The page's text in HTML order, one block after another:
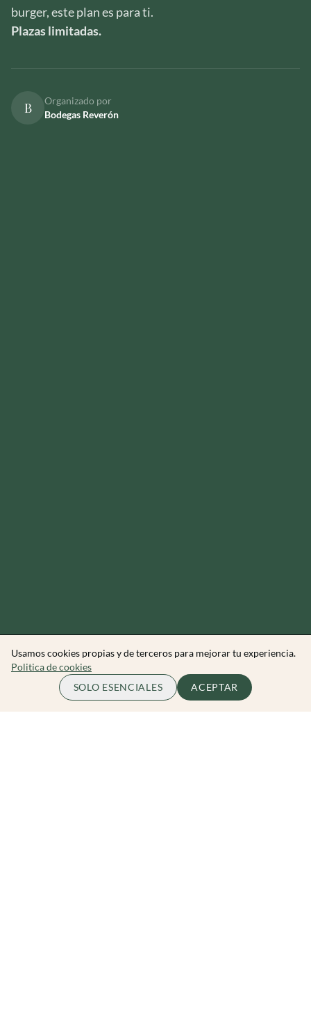
burger, este plan es para ti.
Plazas limitadas.
B
Organizado por
Bodegas Reverón
39.95 EUR COMPLETO
Usamos cookies propias y de terceros para mejorar tu experiencia.
Politica de cookies
SOLO ESENCIALES
ACEPTAR